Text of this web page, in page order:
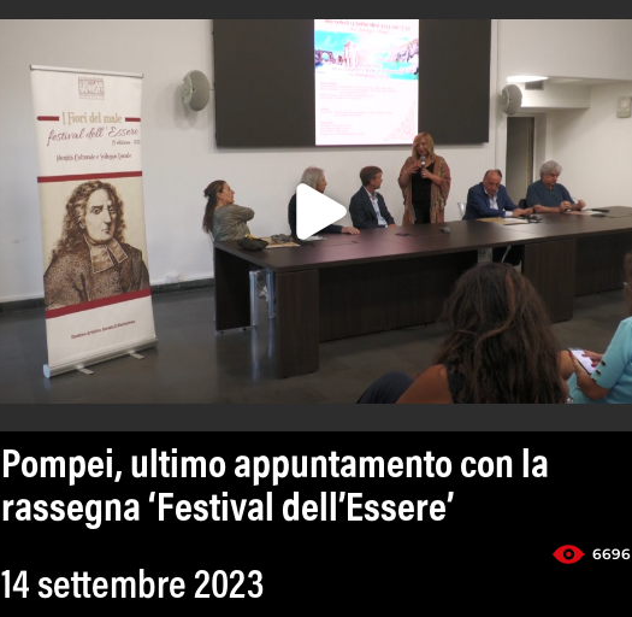
Pompei, ultimo appuntamento con la
rassegna ‘Festival dell’Essere’
6696
14 settembre 2023